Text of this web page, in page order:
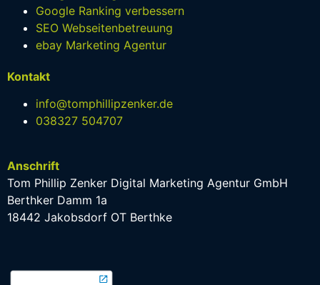
Google Ranking verbessern
SEO Webseitenbetreuung
ebay Marketing Agentur
Kontakt
info@tomphillipzenker.de
038327 504707
Anschrift
Tom Phillip Zenker Digital Marketing Agentur GmbH
Berthker Damm 1a
18442 Jakobsdorf OT Berthke